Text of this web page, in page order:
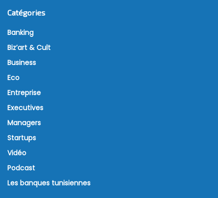
Catégories
Banking
Biz’art & Cult
Business
Eco
Entreprise
Executives
Managers
Startups
Vidéo
Podcast
Les banques tunisiennes